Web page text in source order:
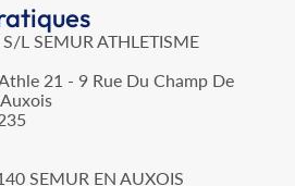
L SEMUR ATHLETISME
21 - 9 Rue Du Champ De
SEMUR EN AUXOIS